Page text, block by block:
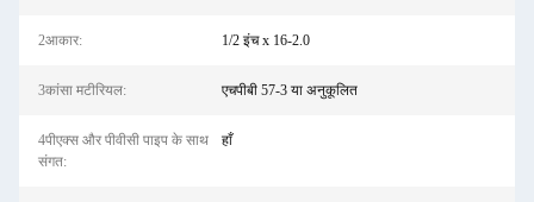
2आकार: 1/2 इंच x 16-2.0
3कांसा मटीरियल: एचपीबी 57-3 या अनुकूलित
4पीएक्स और पीवीसी पाइप के साथ
संगत:
हाँ